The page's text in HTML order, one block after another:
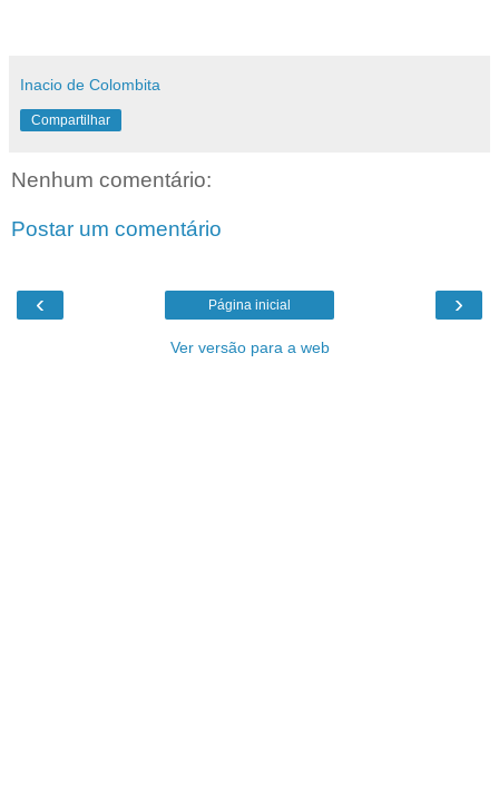
Inacio de Colombita
Compartilhar
Nenhum comentário:
Postar um comentário
‹ ›
Página inicial
Ver versão para a web